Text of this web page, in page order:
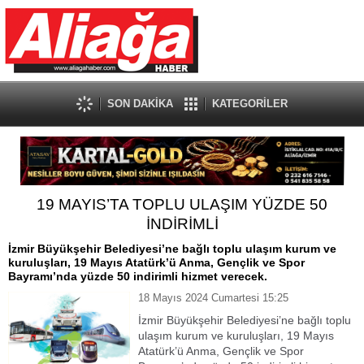
SON DAKİKA KATEGORİLER
19 MAYIS’TA TOPLU ULAŞIM YÜZDE 50
İNDİRİMLİ
İzmir Büyükşehir Belediyesi’ne bağlı toplu ulaşım kurum ve
kuruluşları, 19 Mayıs Atatürk’ü Anma, Gençlik ve Spor
Bayramı’nda yüzde 50 indirimli hizmet verecek.
18 Mayıs 2024 Cumartesi 15:25
İzmir Büyükşehir Belediyesi’ne bağlı toplu
ulaşım kurum ve kuruluşları, 19 Mayıs
Atatürk’ü Anma, Gençlik ve Spor